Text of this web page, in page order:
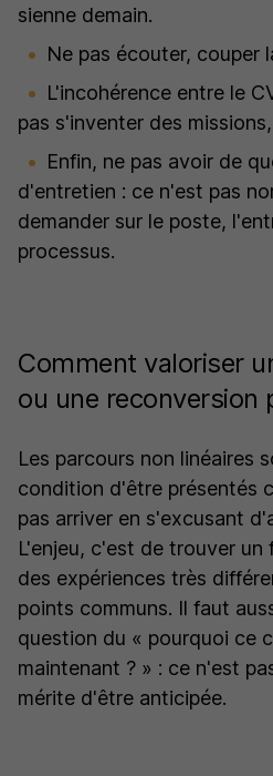
sienne demain.
Ne pas écouter, couper
L'incohérence entre le
pas s'inventer des
Enfin, ne pas avoir de
d'entretien : ce n'est pas
demander sur le poste,
processus.
Comment valoriser
ou une reconversion
Les parcours non linéaires
condition d'être présentés
pas arriver en s'excusant
L'enjeu, c'est de trouver un
des expériences très
points communs. Il faut
question du « pourquoi ce
maintenant ? » : ce n'est
mérite d'être anticipée.